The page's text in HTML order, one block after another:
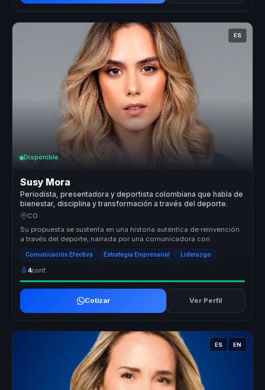
ES
Disponible
Susy Mora
Periodista, presentadora y deportista colombiana que habla de
bienestar, disciplina y transformación a través del deporte.
CO
Su propuesta se sustenta en una historia auténtica de reinvención
a través del deporte, narrada por una comunicadora con
trayectoria públ...
Comunicación Efectiva Estrategia Empresarial Liderazgo
4conf.
Cotizar Ver Perfil
ES EN